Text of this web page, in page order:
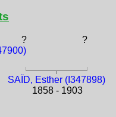
? ?
SAÏD, Esther (I347898)
1858 - 1903